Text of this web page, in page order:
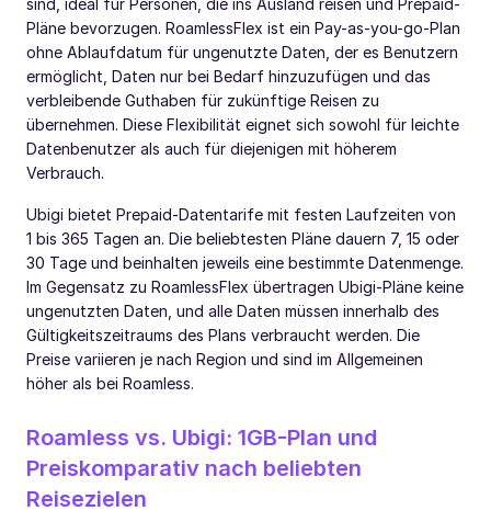
Pläne bevorzugen. RoamlessFlex ist ein Pay-as-you-go-Plan
ohne Ablaufdatum für ungenutzte Daten, der es Benutzern
ermöglicht, Daten nur bei Bedarf hinzuzufügen und das
verbleibende Guthaben für zukünftige Reisen zu
übernehmen. Diese Flexibilität eignet sich sowohl für leichte
Datenbenutzer als auch für diejenigen mit höherem
Verbrauch.
Ubigi bietet Prepaid-Datentarife mit festen Laufzeiten von
1 bis 365 Tagen an. Die beliebtesten Pläne dauern 7, 15 oder
30 Tage und beinhalten jeweils eine bestimmte Datenmenge.
Im Gegensatz zu RoamlessFlex übertragen Ubigi-Pläne keine
ungenutzten Daten, und alle Daten müssen innerhalb des
Gültigkeitszeitraums des Plans verbraucht werden. Die
Preise variieren je nach Region und sind im Allgemeinen
höher als bei Roamless.
Roamless vs. Ubigi: 1GB-Plan und
Preiskomparativ nach beliebten
Reisezielen